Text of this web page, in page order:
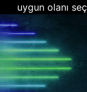
uygun olanı